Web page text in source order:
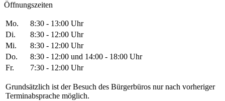
Öffnungszeiten
Mo.
8:30 - 13:00 Uhr
Di.
8:30 - 12:00 Uhr
Mi.
8:30 - 12:00 Uhr
Do.
8:30 - 12:00 und 14:00 - 18:00 Uhr
Fr.
7:30 - 12:00 Uhr
Grundsätzlich ist der Besuch des Bürgerbüros nur nach vorheriger
Terminabsprache möglich.